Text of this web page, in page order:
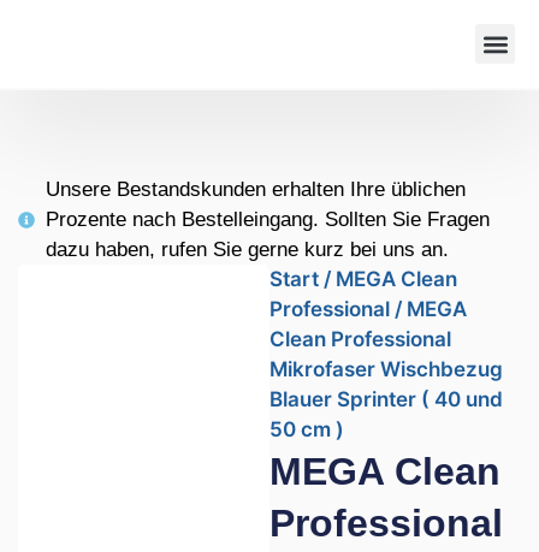
Unsere Bestandskunden erhalten Ihre üblichen
Prozente nach Bestelleingang. Sollten Sie Fragen
dazu haben, rufen Sie gerne kurz bei uns an.
Start / MEGA Clean
Professional / MEGA
Clean Professional
Mikrofaser Wischbezug
Blauer Sprinter ( 40 und
50 cm )
MEGA Clean
Professional